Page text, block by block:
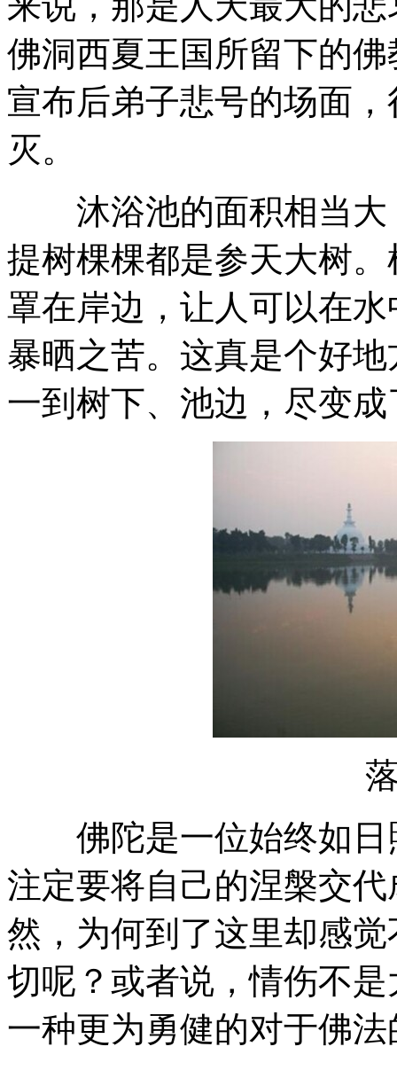
佛洞西夏王国所留下的
宣布后弟子悲号的场面
灭。
沐浴池的面积相当大
提树棵棵都是参天大树
罩在岸边，让人可以在
暴晒之苦。这真是个好
一到树下、池边，尽变
佛陀是一位始终如日
注定要将自己的涅槃交
然，为何到了这里却感
切呢？或者说，情伤不
一种更为勇健的对于佛